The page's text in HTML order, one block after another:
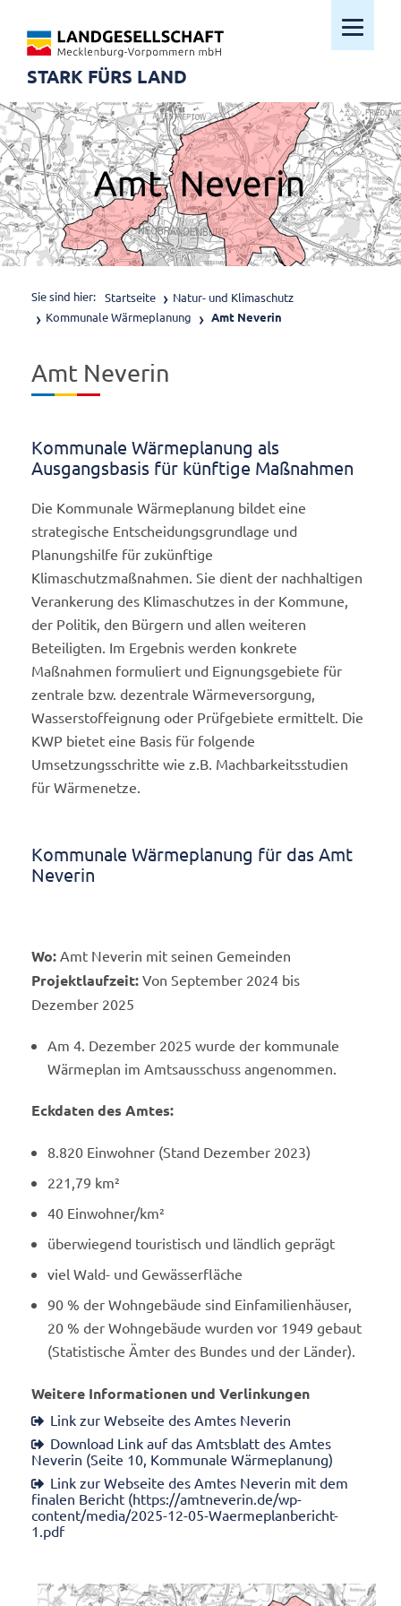
STARK FÜRS LAND
Mobiles
Sie sind hier: Startseite
Natur- und Klimaschutz
Kommunale Wärmeplanung
Amt Neverin
Amt Neverin
Kommunale Wärmeplanung als
Ausgangsbasis für künftige Maßnahmen
Die Kommunale Wärmeplanung bildet eine
strategische Entscheidungsgrundlage und
Planungshilfe für zukünftige
Klimaschutzmaßnahmen. Sie dient der nachhaltigen
Verankerung des Klimaschutzes in der Kommune,
der Politik, den Bürgern und allen weiteren
Beteiligten. Im Ergebnis werden konkrete
Maßnahmen formuliert und Eignungsgebiete für
zentrale bzw. dezentrale Wärmeversorgung,
Wasserstoffeignung oder Prüfgebiete ermittelt. Die
KWP bietet eine Basis für folgende
Umsetzungsschritte wie z.B. Machbarkeitsstudien
für Wärmenetze.
Kommunale Wärmeplanung für das Amt
Neverin
Wo: Amt Neverin mit seinen Gemeinden
Projektlaufzeit: Von September 2024 bis
Dezember 2025
Am 4. Dezember 2025 wurde der kommunale
Wärmeplan im Amtsausschuss angenommen.
Eckdaten des Amtes:
8.820 Einwohner (Stand Dezember 2023)
221,79 km²
40 Einwohner/km²
überwiegend touristisch und ländlich geprägt
viel Wald- und Gewässerfläche
90 % der Wohngebäude sind Einfamilienhäuser,
20 % der Wohngebäude wurden vor 1949 gebaut
(Statistische Ämter des Bundes und der Länder).
Weitere Informationen und Verlinkungen
Link zur Webseite des Amtes Neverin
Download Link auf das Amtsblatt des Amtes
Neverin (Seite 10, Kommunale Wärmeplanung)
Link zur Webseite des Amtes Neverin mit dem
finalen Bericht (https://amtneverin.de/wp-
content/media/2025-12-05-Waermeplanbericht-
1.pdf